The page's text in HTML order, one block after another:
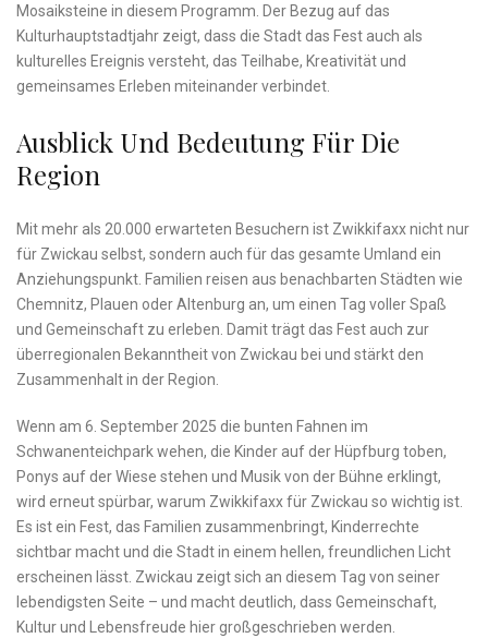
Mosaiksteine in diesem Programm. Der Bezug auf das
Kulturhauptstadtjahr zeigt, dass die Stadt das Fest auch als
kulturelles Ereignis versteht, das Teilhabe, Kreativität und
gemeinsames Erleben miteinander verbindet.
Ausblick Und Bedeutung Für Die
Region
Mit mehr als 20.000 erwarteten Besuchern ist Zwikkifaxx nicht nur
für Zwickau selbst, sondern auch für das gesamte Umland ein
Anziehungspunkt. Familien reisen aus benachbarten Städten wie
Chemnitz, Plauen oder Altenburg an, um einen Tag voller Spaß
und Gemeinschaft zu erleben. Damit trägt das Fest auch zur
überregionalen Bekanntheit von Zwickau bei und stärkt den
Zusammenhalt in der Region.
Wenn am 6. September 2025 die bunten Fahnen im
Schwanenteichpark wehen, die Kinder auf der Hüpfburg toben,
Ponys auf der Wiese stehen und Musik von der Bühne erklingt,
wird erneut spürbar, warum Zwikkifaxx für Zwickau so wichtig ist.
Es ist ein Fest, das Familien zusammenbringt, Kinderrechte
sichtbar macht und die Stadt in einem hellen, freundlichen Licht
erscheinen lässt. Zwickau zeigt sich an diesem Tag von seiner
lebendigsten Seite – und macht deutlich, dass Gemeinschaft,
Kultur und Lebensfreude hier großgeschrieben werden.